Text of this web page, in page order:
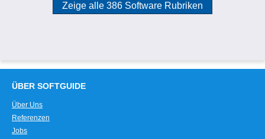
Zeige alle 386 Software Rubriken
ÜBER SOFTGUIDE
Über Uns
Referenzen
Jobs